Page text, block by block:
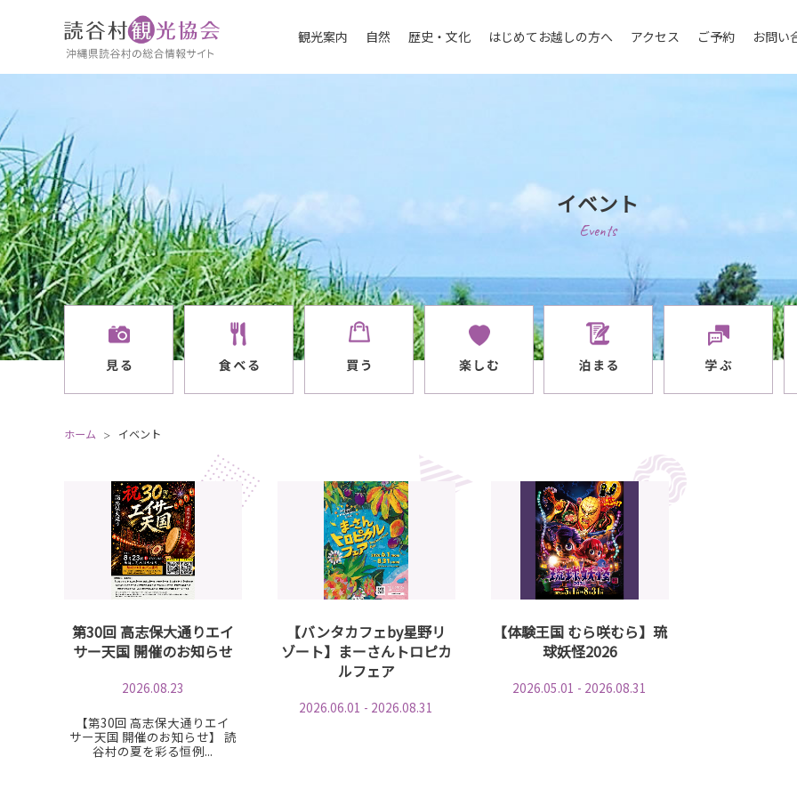
観光案内 自然 歴史・文化 はじめてお越しの方へ アクセス ご予約 お問い
イベント
Events
ホーム イベント
第30回 高志保大通りエイ
サー天国 開催のお知らせ
2026.08.23
【第30回 高志保大通りエイ
サー天国 開催のお知らせ】 読
谷村の夏を彩る恒例...
【バンタカフェby星野リ
ゾート】まーさんトロピカ
ルフェア
2026.06.01 - 2026.08.31
【体験王国 むら咲むら】琉
球妖怪2026
2026.05.01 - 2026.08.31